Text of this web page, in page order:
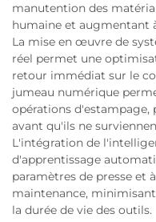
manutention des
humaine et augmentant
La mise en œuvre de
réel permet une
retour immédiat sur le
jumeau numérique
opérations
avant qu'ils ne
L'intégration de
d'apprentissage
paramètres de presse et
maintenance,
la durée de vie des outils.